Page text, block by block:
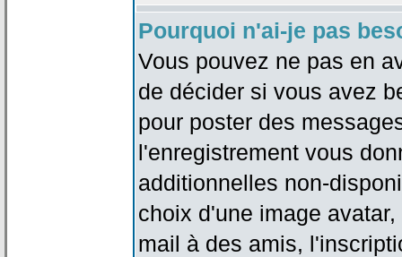
Pourquoi n'ai-je pas
Vous pouvez ne pas en
de décider si vous avez
pour poster des
l'enregistrement vous
additionnelles non-
choix d'une image
mail à des amis,